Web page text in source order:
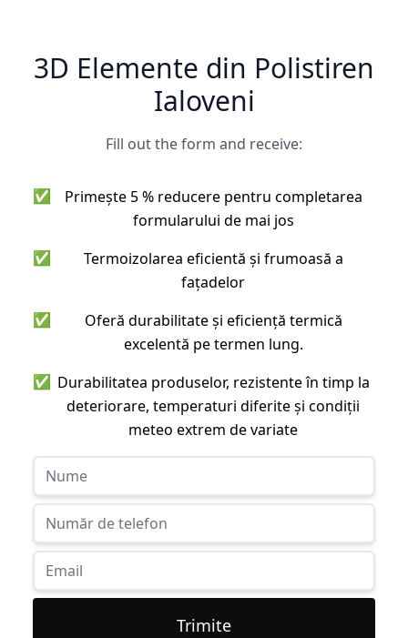
3D Elemente din Polistiren
Ialoveni
Fill out the form and receive:
✅
Primește 5 % reducere pentru completarea
formularului de mai jos
✅
Termoizolarea eficientă și frumoasă a
fațadelor
✅
Oferă durabilitate și eficiență termică
excelentă pe termen lung.
✅ Durabilitatea produselor, rezistente în timp la
deteriorare, temperaturi diferite și condiții
meteo extrem de variate
Trimite